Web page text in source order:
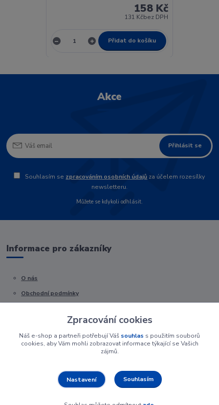
158 Kč
131 Kčbez DPH
Přidat do košíku
Akce
Přihlásit se
Souhlasím se zpracováním osobních údajů za účelem rozesílky
newsletteru.
Můžete se kdykoli odhlásit.
Informace pro zákazníky
O nás
Obchodní podmínky
Zpracování cookies
Náš e-shop a partneři potřebují Váš souhlas s použitím souborů
cookies, aby Vám mohli zobrazovat informace týkající se Vašich
zájmů.
Nastavení Souhlasím